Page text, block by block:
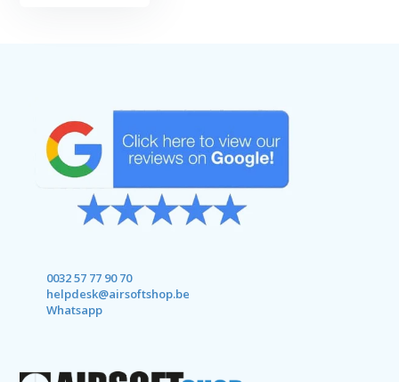
0032 57 77 90 70
helpdesk@airsoftshop.be
Whatsapp